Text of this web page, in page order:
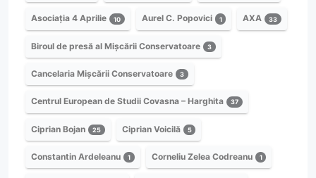
Asociația 4 Aprilie 10 Aurel C. Popovici 1 AXA 33
Biroul de presă al Mișcării Conservatoare 3
Cancelaria Mișcării Conservatoare 3
Centrul European de Studii Covasna – Harghita 37
Ciprian Bojan 25 Ciprian Voicilă 5
Constantin Ardeleanu 1 Corneliu Zelea Codreanu 1